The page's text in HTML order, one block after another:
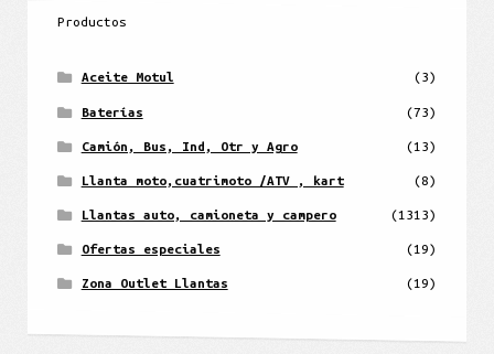
Productos
Aceite Motul (3)
Baterías (73)
Camión, Bus, Ind, Otr y Agro (13)
Llanta moto,cuatrimoto /ATV , kart (8)
Llantas auto, camioneta y campero (1313)
Ofertas especiales (19)
Zona Outlet Llantas (19)